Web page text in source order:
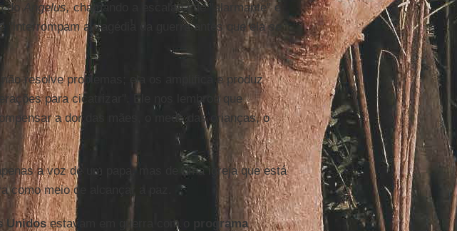
doAngelus,chamando a escalada de "alarmante" e
"interrompam a tragédia da guerra antes que ela se
não resolve problemas; ela os amplifica e produz
para cicatrizar". Ele nos lembrou que
a dor das mães, o medo das crianças, o
a voz de um papa, mas de uma igreja que está
como meio de alcançar a paz.
Unidosestavam em guerra com o
programa